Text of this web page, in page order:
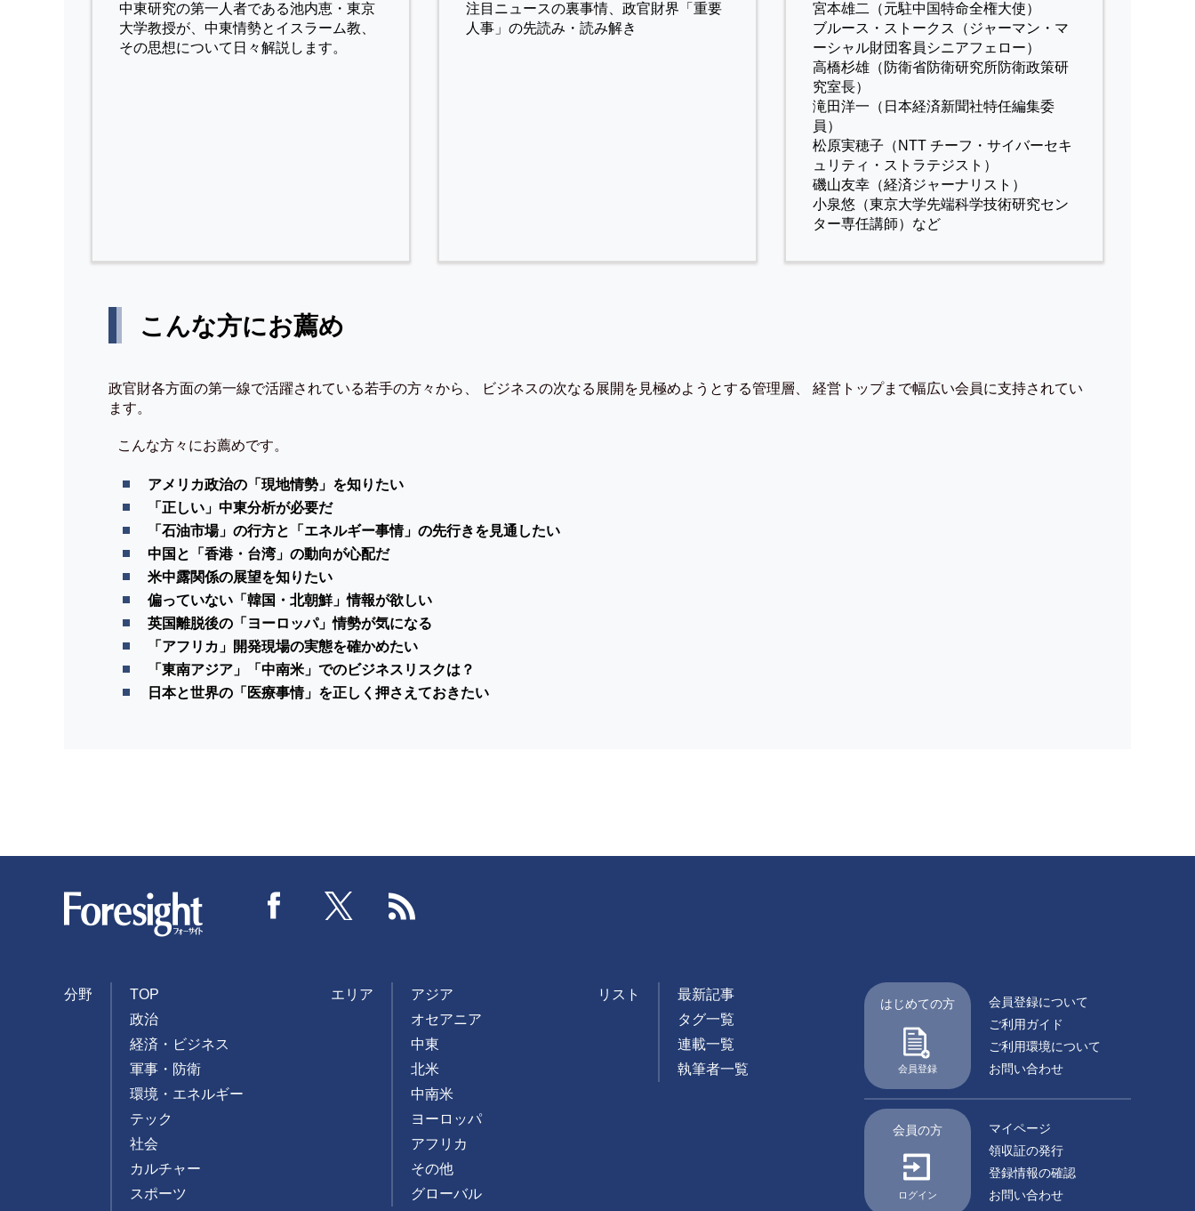
中東研究の第⼀⼈者である池内恵・東京
⼤学教授が、中東情勢とイスラーム教、
その思想について⽇々解説します。
注目ニュースの裏事情、政官財界「重要
人事」の先読み・読み解き
宮本雄二（元駐中国特命全権大使）
ブルース・ストークス（ジャーマン・マ
ーシャル財団客員シニアフェロー）
高橋杉雄（防衛省防衛研究所防衛政策研
究室長）
滝田洋一（日本経済新聞社特任編集委
員）
松原実穂子（NTT チーフ・サイバーセキ
ュリティ・ストラテジスト）
磯山友幸（経済ジャーナリスト）
小泉悠（東京大学先端科学技術研究セン
ター専任講師）など
こんな方にお薦め
政官財各方面の第一線で活躍されている若手の方々から、 ビジネスの次なる展開を見極めようとする管理層、 経営トップまで幅広い会員に支持されてい
ます。
こんな方々にお薦めです。
アメリカ政治の「現地情勢」を知りたい
「正しい」中東分析が必要だ
「石油市場」の行方と「エネルギー事情」の先行きを見通したい
中国と「香港・台湾」の動向が心配だ
米中露関係の展望を知りたい
偏っていない「韓国・北朝鮮」情報が欲しい
英国離脱後の「ヨーロッパ」情勢が気になる
「アフリカ」開発現場の実態を確かめたい
「東南アジア」「中南米」でのビジネスリスクは？
日本と世界の「医療事情」を正しく押さえておきたい
Facebook Twitter
分野
TOP
政治
経済・ビジネス
軍事・防衛
環境・エネルギー
テック
社会
カルチャー
スポーツ
エリア
アジア
オセアニア
中東
北米
中南米
ヨーロッパ
アフリカ
その他
グローバル
リスト
最新記事
タグ一覧
連載一覧
執筆者一覧
はじめての方
会員登録
会員登録について
ご利用ガイド
ご利用環境について
お問い合わせ
会員の方
ログイン
マイページ
領収証の発行
登録情報の確認
お問い合わせ